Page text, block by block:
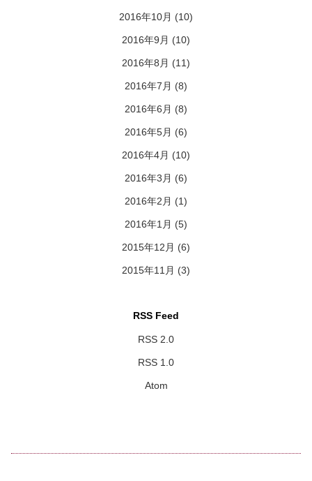
2016年10月 (10)
2016年9月 (10)
2016年8月 (11)
2016年7月 (8)
2016年6月 (8)
2016年5月 (6)
2016年4月 (10)
2016年3月 (6)
2016年2月 (1)
2016年1月 (5)
2015年12月 (6)
2015年11月 (3)
RSS Feed
RSS 2.0
RSS 1.0
Atom